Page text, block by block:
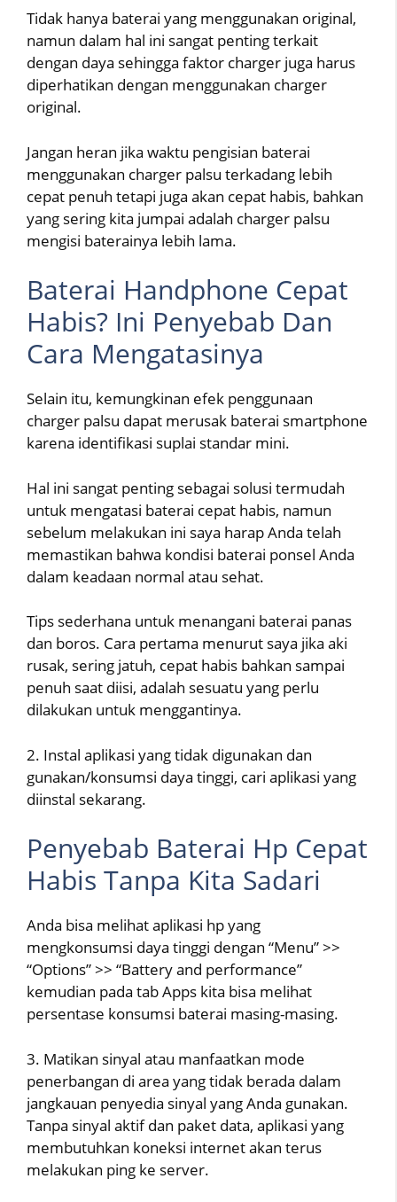
Tidak hanya baterai yang menggunakan original,
namun dalam hal ini sangat penting terkait
dengan daya sehingga faktor charger juga harus
diperhatikan dengan menggunakan charger
original.
Jangan heran jika waktu pengisian baterai
menggunakan charger palsu terkadang lebih
cepat penuh tetapi juga akan cepat habis, bahkan
yang sering kita jumpai adalah charger palsu
mengisi baterainya lebih lama.
Baterai Handphone Cepat
Habis? Ini Penyebab Dan
Cara Mengatasinya
Selain itu, kemungkinan efek penggunaan
charger palsu dapat merusak baterai smartphone
karena identifikasi suplai standar mini.
Hal ini sangat penting sebagai solusi termudah
untuk mengatasi baterai cepat habis, namun
sebelum melakukan ini saya harap Anda telah
memastikan bahwa kondisi baterai ponsel Anda
dalam keadaan normal atau sehat.
Tips sederhana untuk menangani baterai panas
dan boros. Cara pertama menurut saya jika aki
rusak, sering jatuh, cepat habis bahkan sampai
penuh saat diisi, adalah sesuatu yang perlu
dilakukan untuk menggantinya.
2. Instal aplikasi yang tidak digunakan dan
gunakan/konsumsi daya tinggi, cari aplikasi yang
diinstal sekarang.
Penyebab Baterai Hp Cepat
Habis Tanpa Kita Sadari
Anda bisa melihat aplikasi hp yang
mengkonsumsi daya tinggi dengan “Menu” >>
“Options” >> “Battery and performance”
kemudian pada tab Apps kita bisa melihat
persentase konsumsi baterai masing-masing.
3. Matikan sinyal atau manfaatkan mode
penerbangan di area yang tidak berada dalam
jangkauan penyedia sinyal yang Anda gunakan.
Tanpa sinyal aktif dan paket data, aplikasi yang
membutuhkan koneksi internet akan terus
melakukan ping ke server.